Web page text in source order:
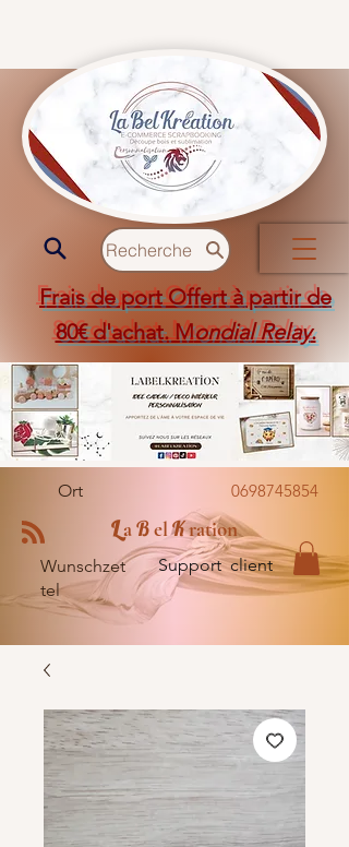
Recherche
Frais de port Offert à partir de
80€ d'achat. Mondial Relay.
Ort 0698745854
LaBelKration
Wunschzet
tel
Support client